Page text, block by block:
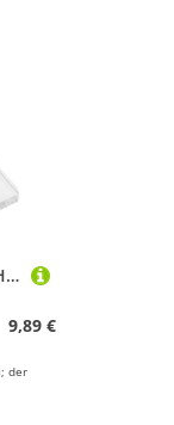
WHAMVOX Baseballschläger Halterung Transparent Wandhalter Vertikales Softball Schläger Display Regal mit Hoher Tragkraft und Glatter Oberfläche für Heimdeko und Sichere Aufbewahrung
9,89 €
der